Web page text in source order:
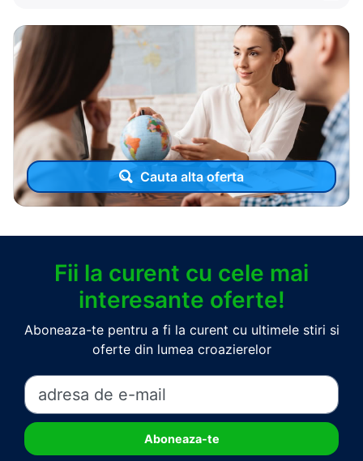
Cauta alta oferta
Fii la curent cu cele mai
interesante oferte!
Aboneaza-te pentru a fi la curent cu ultimele stiri si
oferte din lumea croazierelor